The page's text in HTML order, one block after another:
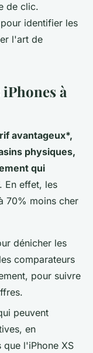
de clic.
identifier les
l'art de
à
avantageux*,
physiques,
qui
En effet, les
70% moins cher
dénicher les
comparateurs
pour suivre
peuvent
en
l'iPhone XS